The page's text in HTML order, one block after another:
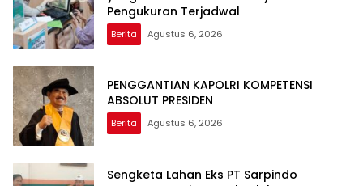
Pengukuran Terjadwal
Berita Agustus 6, 2026
PENGGANTIAN KAPOLRI KOMPETENSI
ABSOLUT PRESIDEN
Berita Agustus 6, 2026
Sengketa Lahan Eks PT Sarpindo